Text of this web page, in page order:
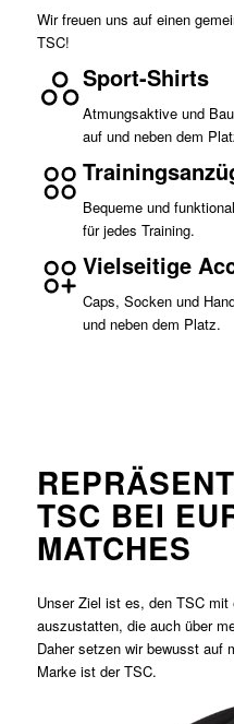
Wir freuen uns auf einen
TSC!
Sport-Shirts
Atmungsaktive und
auf und neben dem
Bequeme und
für jedes Training.
Vielseitige
Caps, Socken und
und neben dem Platz.
TSC BEI
MATCHES
Unser Ziel ist es, den TSC
auszustatten, die auch über
Daher setzen wir bewusst auf
Marke ist der TSC.